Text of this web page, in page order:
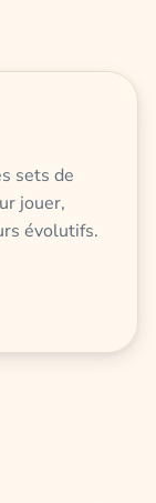
sets de
jouer,
évolutifs.